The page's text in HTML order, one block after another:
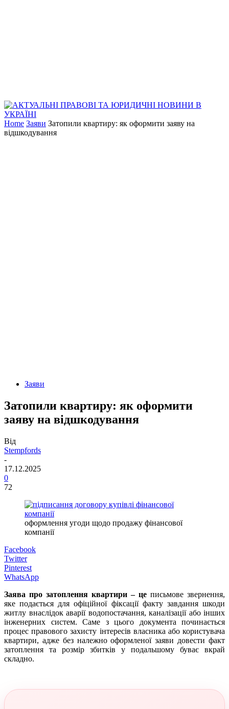
Home Заяви Затопили квартиру: як оформити заяву на
відшкодування
Заяви
Затопили квартиру: як оформити
заяву на відшкодування
Від
Stempfords
-
17.12.2025
0
72
оформлення угоди щодо продажу фінансової
компанії
Facebook
Twitter
Pinterest
WhatsApp
Заява про затоплення квартири – це письмове звернення,
яке подається для офіційної фіксації факту завдання шкоди
житлу внаслідок аварії водопостачання, каналізації або інших
інженерних систем. Саме з цього документа починається
процес правового захисту інтересів власника або користувача
квартири, адже без належно оформленої заяви довести факт
затоплення та розмір збитків у подальшому буває вкрай
складно.